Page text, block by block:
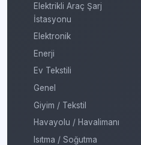
Elektrikli Araç Şarj
İstasyonu
Elektronik
Enerji
Ev Tekstili
Genel
Giyim / Tekstil
Havayolu / Havalimanı
Isıtma / Soğutma